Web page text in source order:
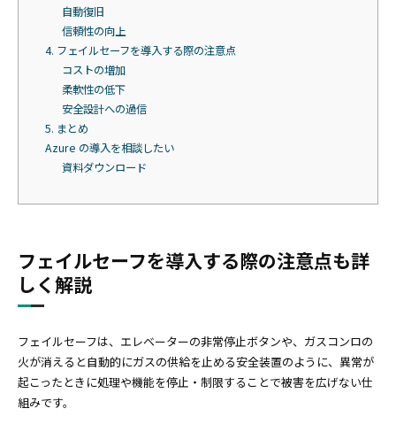
自動復旧
信頼性の向上
4. フェイルセーフを導入する際の注意点
コストの増加
柔軟性の低下
安全設計への過信
5. まとめ
Azure の導入を相談したい
資料ダウンロード
フェイルセーフを導入する際の注意点も詳
しく解説
フェイルセーフは、エレベーターの非常停止ボタンや、ガスコンロの
火が消えると自動的にガスの供給を止める安全装置のように、異常が
起こったときに処理や機能を停止・制限することで被害を広げない仕
組みです。